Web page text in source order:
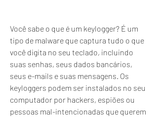
Você sabe o que é um keylogger? É um
tipo de malware que captura tudo o que
você digita no seu teclado, incluindo
suas senhas, seus dados bancários,
seus e-mails e suas mensagens. Os
keyloggers podem ser instalados no seu
computador por hackers, espiões ou
pessoas mal-intencionadas que querem